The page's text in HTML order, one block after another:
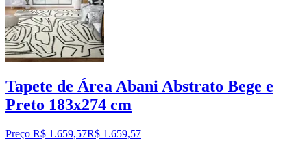
Tapete de Área Abani Abstrato Bege e
Preto 183x274 cm
Preço R$ 1.659,57R$ 1.659,57